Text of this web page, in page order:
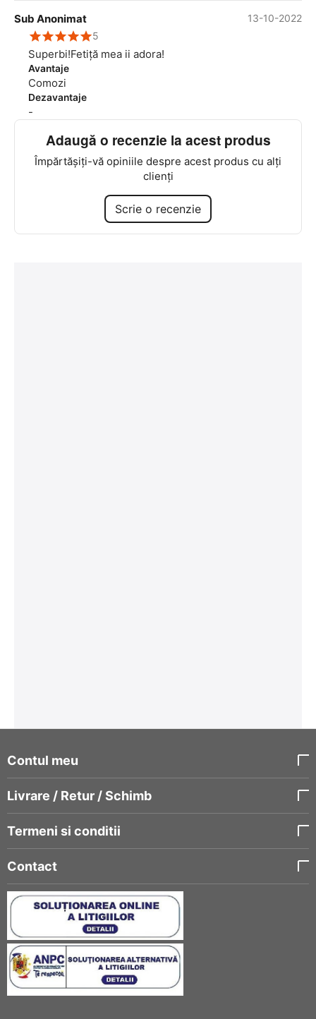
Sub Anonimat
13-10-2022
5
Superbi!Fetiță mea ii adora!
Avantaje
Comozi
Dezavantaje
-
Adaugă o recenzie la acest produs
Împărtășiți-vă opiniile despre acest produs cu alți
clienți
Scrie o recenzie
Contul meu
Livrare / Retur / Schimb
Termeni si conditii
Contact